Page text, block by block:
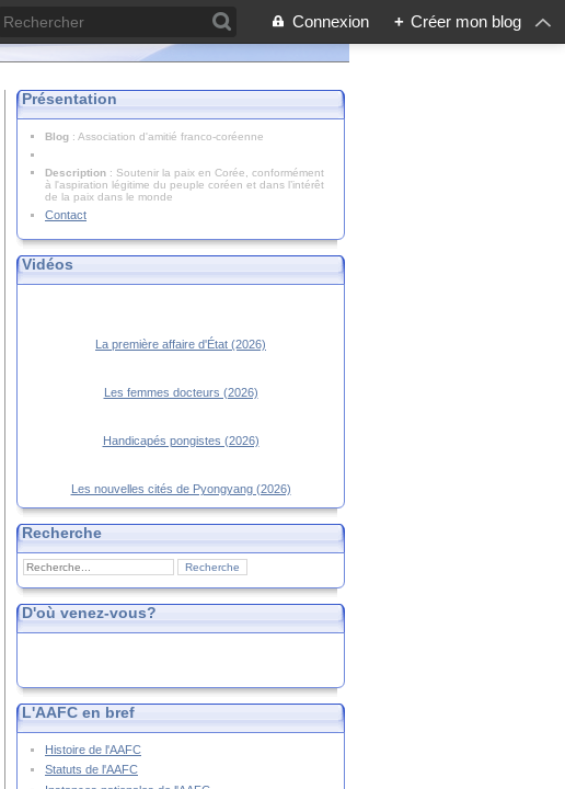
Connexion + Créer mon blog
Présentation
Blog : Association d'amitié franco-coréenne
Description : Soutenir la paix en Corée, conformément
à l'aspiration légitime du peuple coréen et dans l’intérêt
de la paix dans le monde
Contact
Vidéos
La première affaire d'État (2026)
Les femmes docteurs (2026)
Handicapés pongistes (2026)
Les nouvelles cités de Pyongyang (2026)
Recherche
D'où venez-vous?
L'AAFC en bref
Histoire de l'AAFC
Statuts de l'AAFC